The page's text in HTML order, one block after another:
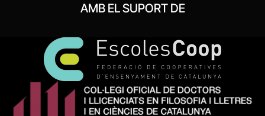
AMB EL SUPORT DE